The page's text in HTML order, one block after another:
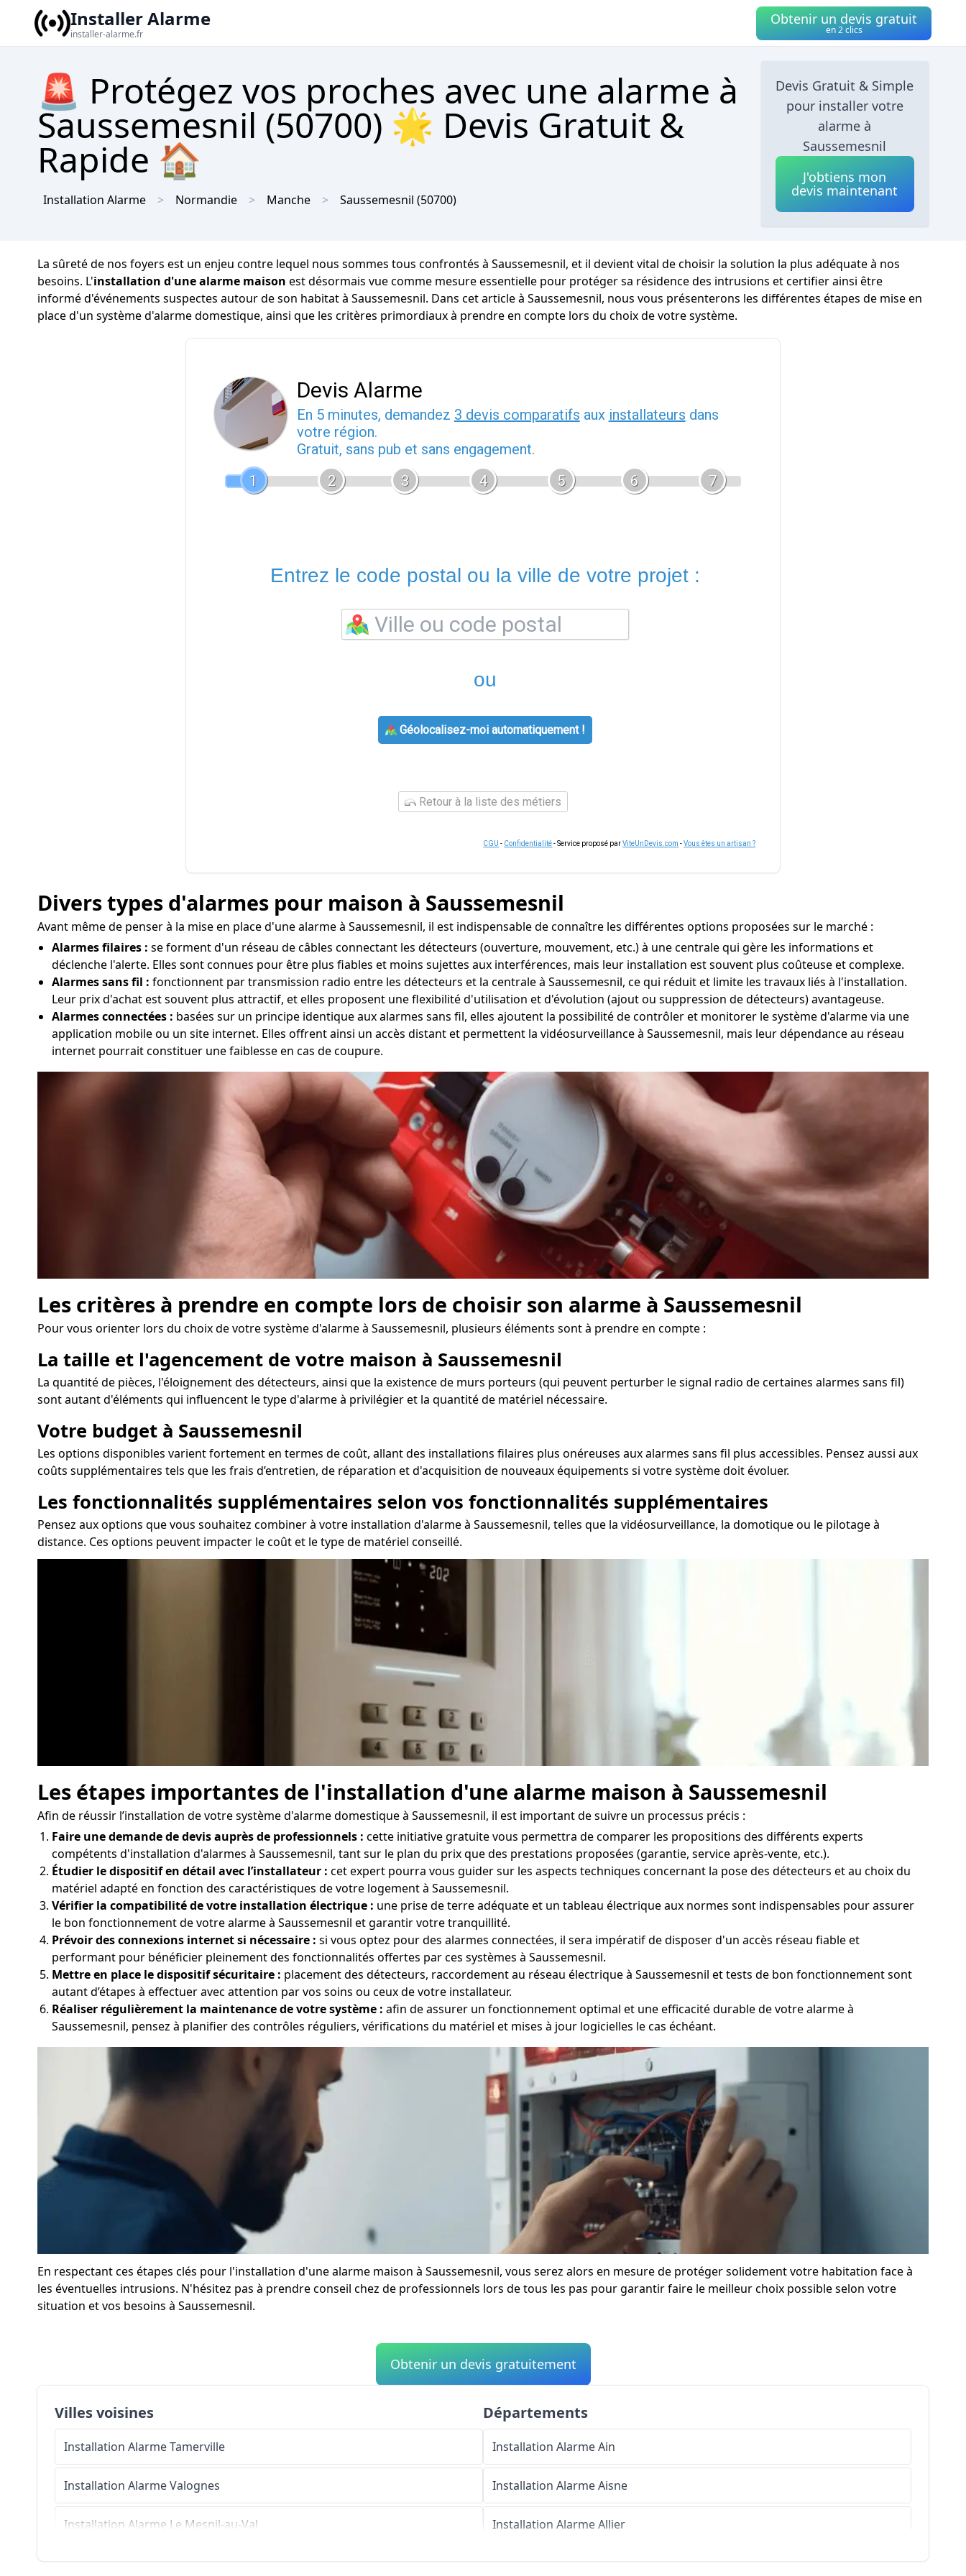
Installer Alarme
installer-alarme.fr
Obtenir un devis gratuit
en 2 clics
🚨 Protégez vos proches avec une alarme à
Saussemesnil (50700) 🌟 Devis Gratuit &
Rapide 🏠
Installation Alarme Normandie Manche Saussemesnil (50700)
Devis Gratuit & Simple
pour installer votre
alarme à
Saussemesnil
J'obtiens mon
devis maintenant
La sûreté de nos foyers est un enjeu contre lequel nous sommes tous confrontés à Saussemesnil, et il devient vital de choisir la solution la plus adéquate à nos
besoins. L'installation d'une alarme maison est désormais vue comme mesure essentielle pour protéger sa résidence des intrusions et certifier ainsi être
informé d'événements suspectes autour de son habitat à Saussemesnil. Dans cet article à Saussemesnil, nous vous présenterons les différentes étapes de mise en
place d'un système d'alarme domestique, ainsi que les critères primordiaux à prendre en compte lors du choix de votre système.
Devis Alarme
En 5 minutes, demandez 3 devis comparatifs aux installateurs dans
votre région.
Gratuit, sans pub et sans engagement.
1
2 3 4 5 6 7
Entrez le code postal ou la ville de votre projet :
ou
Géolocalisez-moi automatiquement !
Retour à la liste des métiers
CGU - Confidentialité- Service proposé parViteUnDevis.com -Vous êtes un artisan ?
Divers types d'alarmes pour maison à Saussemesnil
Avant même de penser à la mise en place d'une alarme à Saussemesnil, il est indispensable de connaître les différentes options proposées sur le marché :
Alarmes filaires : se forment d'un réseau de câbles connectant les détecteurs (ouverture, mouvement, etc.) à une centrale qui gère les informations et
déclenche l'alerte. Elles sont connues pour être plus fiables et moins sujettes aux interférences, mais leur installation est souvent plus coûteuse et complexe.
Alarmes sans fil : fonctionnent par transmission radio entre les détecteurs et la centrale à Saussemesnil, ce qui réduit et limite les travaux liés à l'installation.
Leur prix d'achat est souvent plus attractif, et elles proposent une flexibilité d'utilisation et d'évolution (ajout ou suppression de détecteurs) avantageuse.
Alarmes connectées : basées sur un principe identique aux alarmes sans fil, elles ajoutent la possibilité de contrôler et monitorer le système d'alarme via une
application mobile ou un site internet. Elles offrent ainsi un accès distant et permettent la vidéosurveillance à Saussemesnil, mais leur dépendance au réseau
internet pourrait constituer une faiblesse en cas de coupure.
Les critères à prendre en compte lors de choisir son alarme à Saussemesnil
Pour vous orienter lors du choix de votre système d'alarme à Saussemesnil, plusieurs éléments sont à prendre en compte :
La taille et l'agencement de votre maison à Saussemesnil
La quantité de pièces, l'éloignement des détecteurs, ainsi que la existence de murs porteurs (qui peuvent perturber le signal radio de certaines alarmes sans fil)
sont autant d'éléments qui influencent le type d'alarme à privilégier et la quantité de matériel nécessaire.
Votre budget à Saussemesnil
Les options disponibles varient fortement en termes de coût, allant des installations filaires plus onéreuses aux alarmes sans fil plus accessibles. Pensez aussi aux
coûts supplémentaires tels que les frais d’entretien, de réparation et d'acquisition de nouveaux équipements si votre système doit évoluer.
Les fonctionnalités supplémentaires selon vos fonctionnalités supplémentaires
Pensez aux options que vous souhaitez combiner à votre installation d'alarme à Saussemesnil, telles que la vidéosurveillance, la domotique ou le pilotage à
distance. Ces options peuvent impacter le coût et le type de matériel conseillé.
Les étapes importantes de l'installation d'une alarme maison à Saussemesnil
Afin de réussir l’installation de votre système d'alarme domestique à Saussemesnil, il est important de suivre un processus précis :
Faire une demande de devis auprès de professionnels : cette initiative gratuite vous permettra de comparer les propositions des différents experts
compétents d'installation d'alarmes à Saussemesnil, tant sur le plan du prix que des prestations proposées (garantie, service après-vente, etc.).
Étudier le dispositif en détail avec l’installateur : cet expert pourra vous guider sur les aspects techniques concernant la pose des détecteurs et au choix du
matériel adapté en fonction des caractéristiques de votre logement à Saussemesnil.
Vérifier la compatibilité de votre installation électrique : une prise de terre adéquate et un tableau électrique aux normes sont indispensables pour assurer
le bon fonctionnement de votre alarme à Saussemesnil et garantir votre tranquillité.
Prévoir des connexions internet si nécessaire : si vous optez pour des alarmes connectées, il sera impératif de disposer d'un accès réseau fiable et
performant pour bénéficier pleinement des fonctionnalités offertes par ces systèmes à Saussemesnil.
Mettre en place le dispositif sécuritaire : placement des détecteurs, raccordement au réseau électrique à Saussemesnil et tests de bon fonctionnement sont
autant d’étapes à effectuer avec attention par vos soins ou ceux de votre installateur.
Réaliser régulièrement la maintenance de votre système : afin de assurer un fonctionnement optimal et une efficacité durable de votre alarme à
Saussemesnil, pensez à planifier des contrôles réguliers, vérifications du matériel et mises à jour logicielles le cas échéant.
En respectant ces étapes clés pour l'installation d'une alarme maison à Saussemesnil, vous serez alors en mesure de protéger solidement votre habitation face à
les éventuelles intrusions. N'hésitez pas à prendre conseil chez de professionnels lors de tous les pas pour garantir faire le meilleur choix possible selon votre
situation et vos besoins à Saussemesnil.
Obtenir un devis gratuitement
Villes voisines
Installation AlarmeTamerville
Installation AlarmeValognes
Installation Alarme Le Mesnil-au-Val
Installation AlarmeSaint-Joseph
Départements
Installation AlarmeAin
Installation AlarmeAisne
Installation AlarmeAllier
Installation AlarmeAlpes-de-Haute-Provence